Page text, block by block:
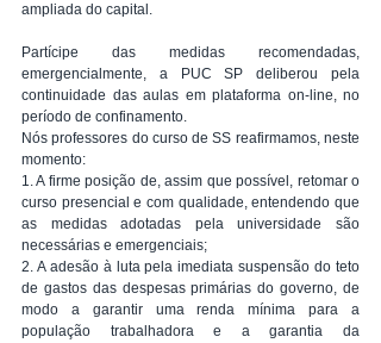
ampliada do capital.
Partícipe das medidas recomendadas,
emergencialmente, a PUC SP deliberou pela
continuidade das aulas em plataforma on-line, no
período de confinamento.
Nós professores do curso de SS reafirmamos, neste
momento:
1. A firme posição de, assim que possível, retomar o
curso presencial e com qualidade, entendendo que
as medidas adotadas pela universidade são
necessárias e emergenciais;
2. A adesão à luta pela imediata suspensão do teto
de gastos das despesas primárias do governo, de
modo a garantir uma renda mínima para a
população trabalhadora e a garantia da